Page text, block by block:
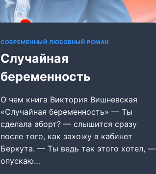
СОВРЕМЕННЫЙ ЛЮБОВНЫЙ РОМАН
Случайная
беременность
О чем книга Виктория Вишневская
«Случайная беременность» — Ты
сделала аборт? — слышится сразу
после того, как захожу в кабинет
Беркута. — Ты ведь так этого хотел, —
опускаю…